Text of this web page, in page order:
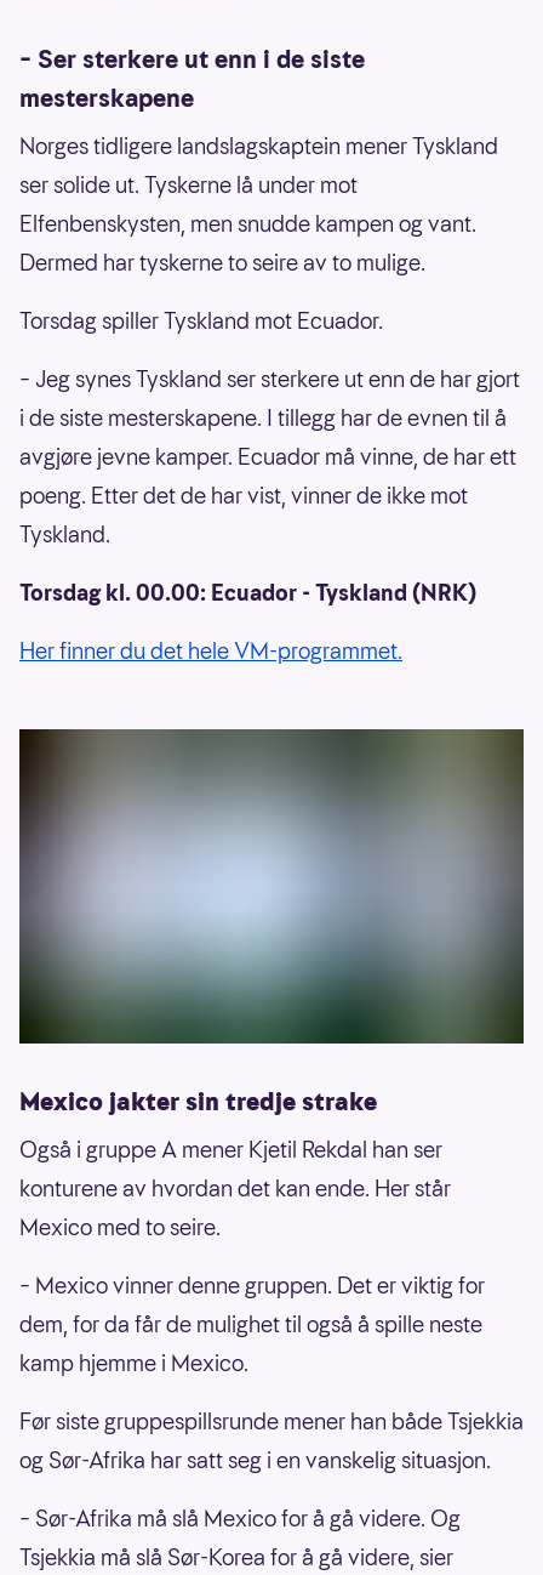
– Ser sterkere ut enn i de siste
mesterskapene
Norges tidligere landslagskaptein mener Tyskland
ser solide ut. Tyskerne lå under mot
Elfenbenskysten, men snudde kampen og vant.
Dermed har tyskerne to seire av to mulige.
Torsdag spiller Tyskland mot Ecuador.
– Jeg synes Tyskland ser sterkere ut enn de har gjort
i de siste mesterskapene. I tillegg har de evnen til å
avgjøre jevne kamper. Ecuador må vinne, de har ett
poeng. Etter det de har vist, vinner de ikke mot
Tyskland.
Torsdag kl. 00.00: Ecuador - Tyskland (NRK)
Her finner du det hele VM-programmet.
Mexico jakter sin tredje strake
Også i gruppe A mener Kjetil Rekdal han ser
konturene av hvordan det kan ende. Her står
Mexico med to seire.
– Mexico vinner denne gruppen. Det er viktig for
dem, for da får de mulighet til også å spille neste
kamp hjemme i Mexico.
Før siste gruppespillsrunde mener han både Tsjekkia
og Sør-Afrika har satt seg i en vanskelig situasjon.
– Sør-Afrika må slå Mexico for å gå videre. Og
Tsjekkia må slå Sør-Korea for å gå videre, sier